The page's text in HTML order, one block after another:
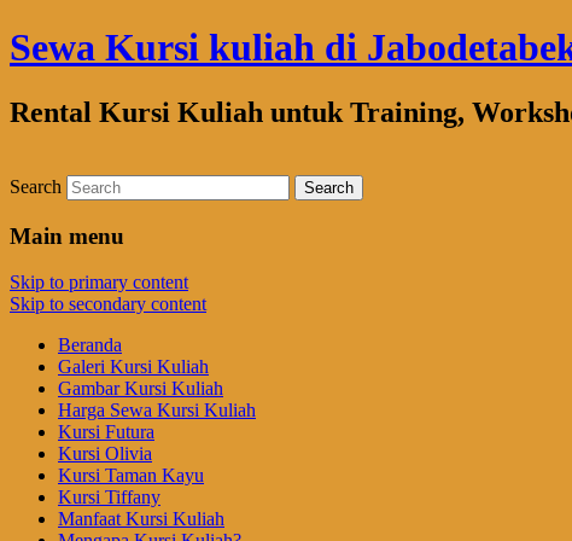
Sewa Kursi kuliah di
Rental Kursi Kuliah untuk Training,
Search
Main menu
Skip to primary content
Skip to secondary content
Beranda
Galeri Kursi Kuliah
Gambar Kursi Kuliah
Harga Sewa Kursi Kuliah
Kursi Futura
Kursi Olivia
Kursi Taman Kayu
Kursi Tiffany
Manfaat Kursi Kuliah